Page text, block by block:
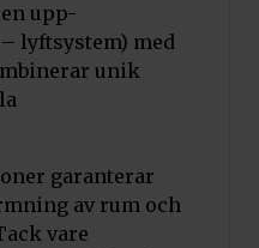
upp-
lyftsystem) med
unik
garanterar
av rum och
vare